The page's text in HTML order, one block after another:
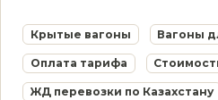
Крытые вагоны Вагоны
Оплата тарифа
ЖД перевозки по Казахстану